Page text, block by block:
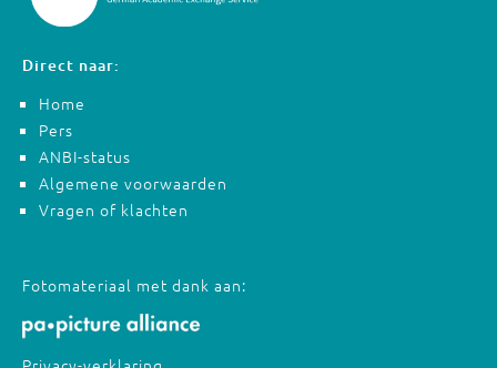
Direct naar:
Home
Pers
ANBI-status
Algemene voorwaarden
Vragen of klachten
Fotomateriaal met dank aan: